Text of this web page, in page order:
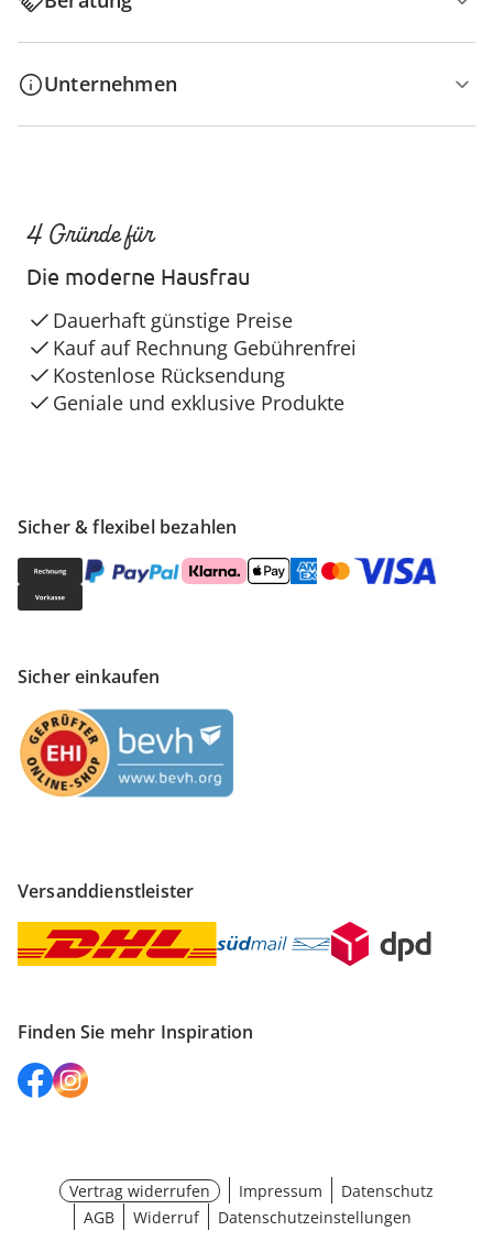
Unternehmen
Sicher & flexibel bezahlen
Sicher einkaufen
Versanddienstleister
Finden Sie mehr Inspiration
4 Gründe für
Die moderne Hausfrau
Dauerhaft günstige Preise
Kauf auf Rechnung Gebührenfrei
Kostenlose Rücksendung
Geniale und exklusive Produkte
Vertrag widerrufen Impressum
Datenschutz
AGB
Widerruf Datenschutzeinstellungen